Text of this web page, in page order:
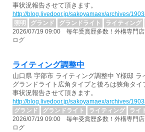
事状況報告させて頂きます。
http://blog.livedoor.jp/sakoyamaex/archives/
照明
グランド グランドライト ライティング
2026/07/19 09:00 毎年受賞歴多数！外構専門
ログ
ライティング調整中
山口県 宇部市 ライティング調整中 Y様邸 ラ
グランドライト広角タイプと後ろは狭角タ
事状況報告させて頂きます。
http://blog.livedoor.jp/sakoyamaex/archives/
グランド
グランドライト ライティング
ライ
2026/07/19 09:00 毎年受賞歴多数！外構専門
ログ